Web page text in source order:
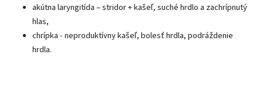
akútna laryngitída – stridor + kašeľ, suché hrdlo a zachrípnutý
hlas,
chrípka - neproduktívny kašeľ, bolesť hrdla, podráždenie
hrdla.